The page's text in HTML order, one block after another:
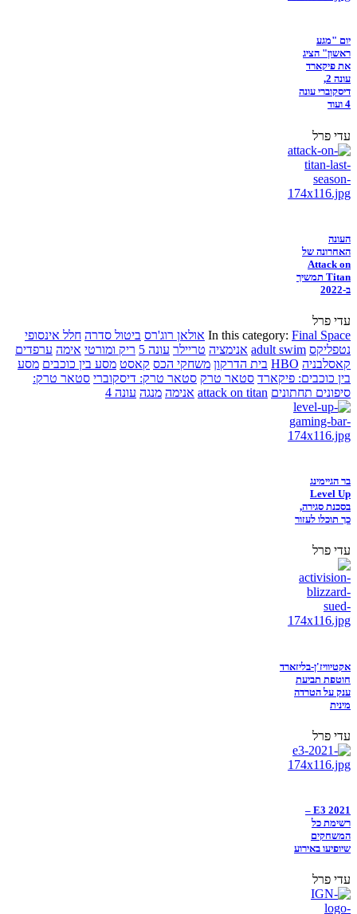
יום "מגע
ראשון" הציג
את פיקארד
עונה 2,
דיסקוברי עונה
4 ועוד
עדי פרל
העונה
האחרונה של
Attack on
Titan תמשיך
ב-2022
עדי פרל
In this category: Final Space אולאן רוג'רס ביטול סדרה חלל אינסופי
נטפליקס adult swim אנימציה טריילר עונה 5 ריק ומורטי אימה ערפדים
קאסלבניה HBO בית הדרקון משחקי הכס קאסט מסע בין כוכבים מסע
בין כוכבים: פיקארד סטאר טרק סטאר טרק: דיסקוברי סטאר טרק:
סיפונים תחתונים attack on titan אנימה מנגה עונה 4
בר הגיימינג
Level Up
בסכנת סגירה,
כך תוכלו לעזור
עדי פרל
אקטיוויז'ן-בליזארד
חוטפת תביעת
ענק על הטרדה
מינית
עדי פרל
E3 2021 –
רשימת כל
המשחקים
שיופיעו באירוע
עדי פרל